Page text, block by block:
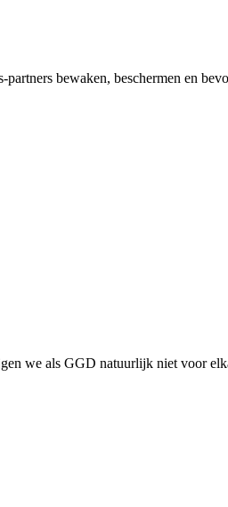
partners bewaken, beschermen en
we als GGD natuurlijk niet voor